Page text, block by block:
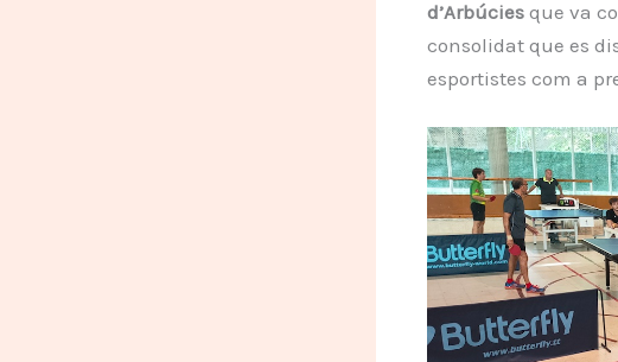
d’Arbúciesque va
consolidat que es
esportistes com a